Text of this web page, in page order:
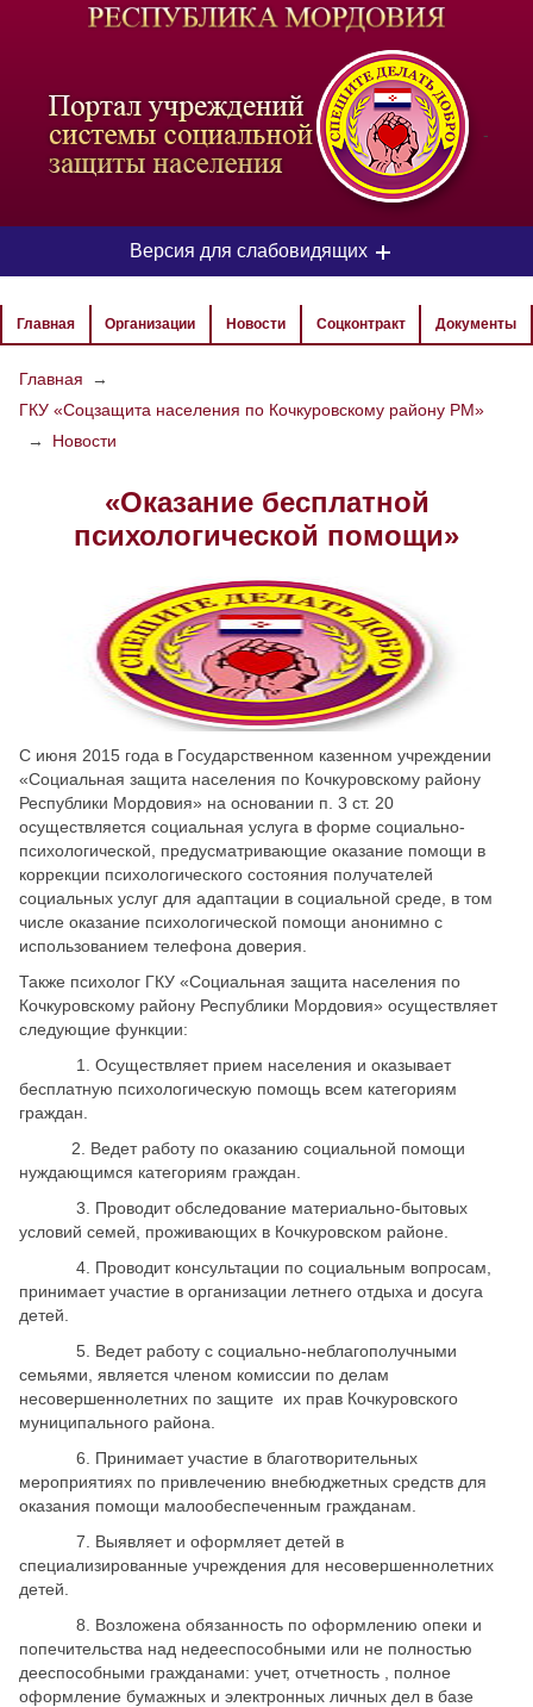
-
Версия для слабовидящих
ЦВЕТОВАЯ СХЕМА
РАЗМЕР ТЕКСТА
Настройки по умолчанию
Главная Организации Новости Соцконтракт Документы
Главная
→
ГКУ «Соцзащита населения по Кочкуровскому району РМ»
→
Новости
«Оказание бесплатной
психологической помощи»
С июня 2015 года в Государственном казенном учреждении
«Социальная защита населения по Кочкуровскому району
Республики Мордовия» на основании п. 3 ст. 20
осуществляется социальная услуга в форме социально-
психологической, предусматривающие оказание помощи в
коррекции психологического состояния получателей
социальных услуг для адаптации в социальной среде, в том
числе оказание психологической помощи анонимно с
использованием телефона доверия.
Также психолог ГКУ «Социальная защита населения по
Кочкуровскому району Республики Мордовия» осуществляет
следующие функции:
1. Осуществляет прием населения и оказывает
бесплатную психологическую помощь всем категориям
граждан.
2. Ведет работу по оказанию социальной помощи
нуждающимся категориям граждан.
3. Проводит обследование материально-бытовых
условий семей, проживающих в Кочкуровском районе.
4. Проводит консультации по социальным вопросам,
принимает участие в организации летнего отдыха и досуга
детей.
5. Ведет работу с социально-неблагополучными
семьями, является членом комиссии по делам
несовершеннолетних по защите их прав Кочкуровского
муниципального района.
6. Принимает участие в благотворительных
мероприятиях по привлечению внебюджетных средств для
оказания помощи малообеспеченным гражданам.
7. Выявляет и оформляет детей в
специализированные учреждения для несовершеннолетних
детей.
8. Возложена обязанность по оформлению опеки и
попечительства над недееспособными или не полностью
дееспособными гражданами: учет, отчетность , полное
оформление бумажных и электронных личных дел в базе